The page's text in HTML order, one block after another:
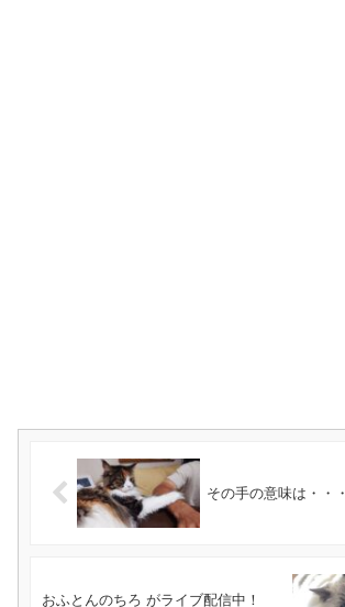
その手の意味は・・・
おふとんのちろ がライブ配信中！